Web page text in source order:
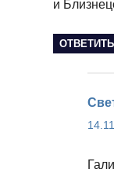
и
ОТВЕТИТЬ